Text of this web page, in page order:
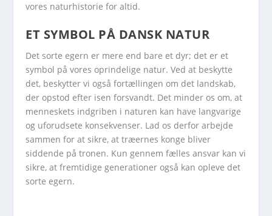
vores naturhistorie for altid.
ET SYMBOL PÅ DANSK NATUR
Det sorte egern er mere end bare et dyr; det er et
symbol på vores oprindelige natur. Ved at beskytte
det, beskytter vi også fortællingen om det landskab,
der opstod efter isen forsvandt. Det minder os om, at
menneskets indgriben i naturen kan have langvarige
og uforudsete konsekvenser. Lad os derfor arbejde
sammen for at sikre, at træernes konge bliver
siddende på tronen. Kun gennem fælles ansvar kan vi
sikre, at fremtidige generationer også kan opleve det
sorte egern.